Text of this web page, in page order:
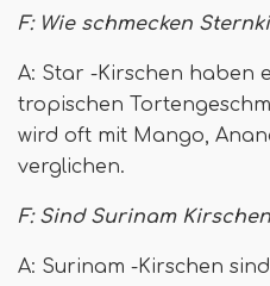
F: Wie schmecken
A: Star -Kirschen haben
tropischen
wird oft mit Mango,
verglichen.
F: Sind Surinam
A: Surinam -Kirschen